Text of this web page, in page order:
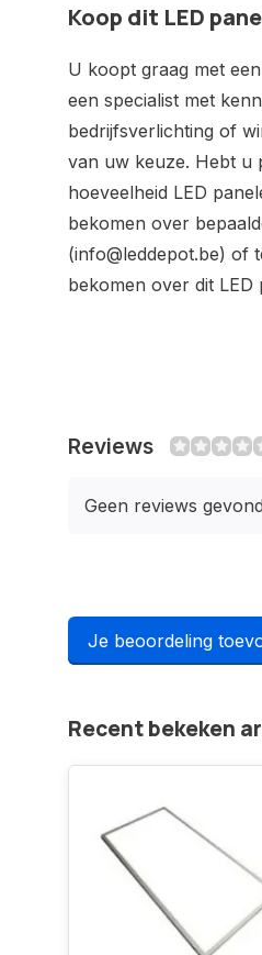
Koop dit LED
U koopt graag met
een specialist met
bedrijfsverlichting of
van uw keuze. Hebt u
hoeveelheid LED
bekomen over
(info@leddepot.be) of
bekomen over dit
Reviews
Geen reviews
Je beoordeling
Recent bekeken